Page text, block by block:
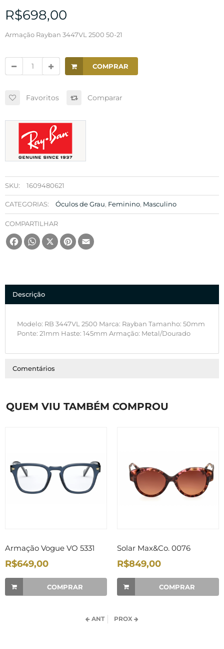
R$698,00
Armação Rayban 3447VL 2500 50-21
COMPRAR
Favoritos Comparar
SKU: 1609480621
CATEGORIAS: Óculos de Grau, Feminino, Masculino
COMPARTILHAR
FacebookWhatsApp
X Pinterest
Descrição
Modelo: RB 3447VL 2500 Marca: Rayban Tamanho: 50mm
Ponte: 21mm Haste: 145mm Armação: Metal/Dourado
Comentários
QUEM VIU TAMBÉM COMPROU
Armação Vogue VO 5331
R$649,00
COMPRAR
Solar Max&Co. 0076
R$849,00
COMPRAR
ANT PROX